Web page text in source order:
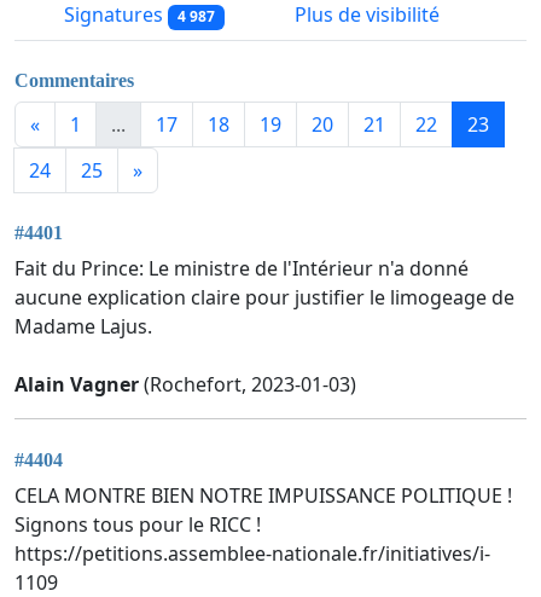
Signatures 4 987 Plus de visibilité
Commentaires
« 1 ... 17 18 19 20 21 22
23
24
25 »
#4401
Fait du Prince: Le ministre de l'Intérieur n'a donné
aucune explication claire pour justifier le limogeage de
Madame Lajus.
Alain Vagner(Rochefort, 2023-01-03)
#4404
CELA MONTRE BIEN NOTRE IMPUISSANCE POLITIQUE !
Signons tous pour le RICC !
https://petitions.assemblee-nationale.fr/initiatives/i-
1109